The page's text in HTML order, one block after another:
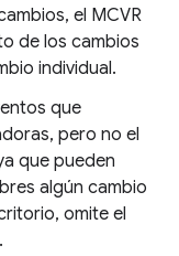
el MCVR
de los cambios
individual.
que
pero no el
que pueden
algún cambio
omite el